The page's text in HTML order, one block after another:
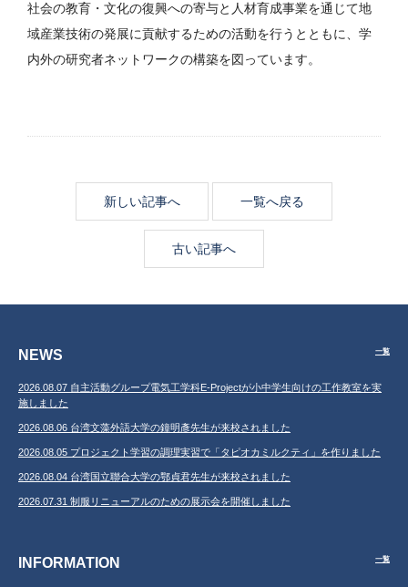
社会の教育・文化の復興への寄与と人材育成事業を通じて地
域産業技術の発展に貢献するための活動を行うとともに、学
内外の研究者ネットワークの構築を図っています。
新しい記事へ 一覧へ戻る
古い記事へ
NEWS 一覧
2026.08.07 自主活動グループ電気工学科E-Projectが小中学生向けの工作教室を実
施しました
2026.08.06 台湾文藻外語大学の鐘明彥先生が来校されました
2026.08.05 プロジェクト学習の調理実習で「タピオカミルクティ」を作りました
2026.08.04 台湾国立聯合大学の鄂貞君先生が来校されました
2026.07.31 制服リニューアルのための展示会を開催しました
INFORMATION 一覧